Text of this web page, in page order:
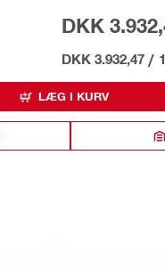
DKK
DKK 3.932,47 /
LÆG I KURV